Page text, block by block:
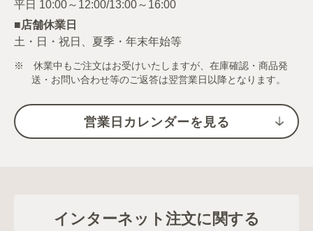
■店舗休業日
土・日・祝日、夏季・年末年始等
※ 休業中もご注文はお受けいたしますが、在庫確認・商品発
送・お問い合わせ等のご返答は翌営業日以降となります。
営業日カレンダーを見る
インターネット注文に関する